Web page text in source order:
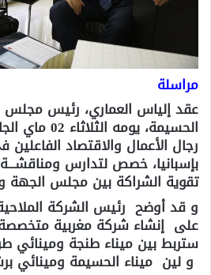
مراسلة
عقد إلياس العماري، رئيس
الحسيمة،
رجال الأعمال والاقتصاد
بإسبانيا، خصص لتدارس
تقوية الشراكة بين مجلس الجهة
و قد أوضح رئيس الشركة
على إنشاء شركة مغربية
ستربط بين ميناء طنجة ومينائي
و لين ميناء الحسيمة ومينائي